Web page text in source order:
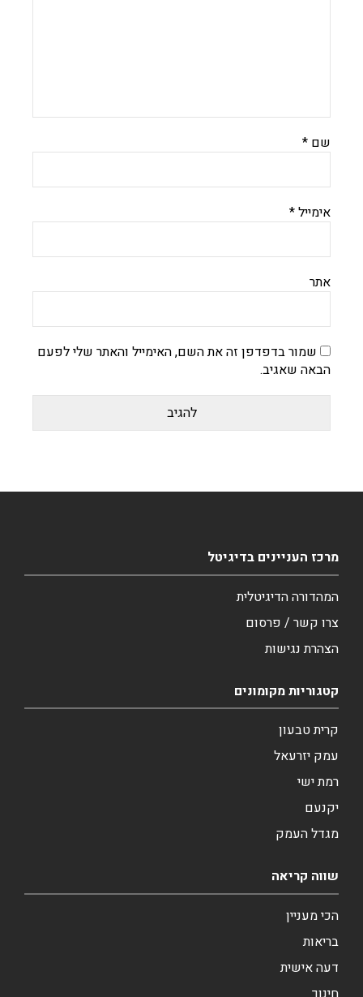
שם *
אימייל*
אתר
שמור בדפדפן זה את השם, האימייל והאתר שלי לפעם
הבאה שאגיב.
מרכז העניינים בדיגיטל
המהדורה הדיגיטלית
צרו קשר / פרסום
הצהרת נגישות
קטגוריות מקומונים
קרית טבעון
עמק יזרעאל
רמת ישי
יקנעם
מגדל העמק
שווה קריאה
הכי מעניין
בריאות
דעה אישית